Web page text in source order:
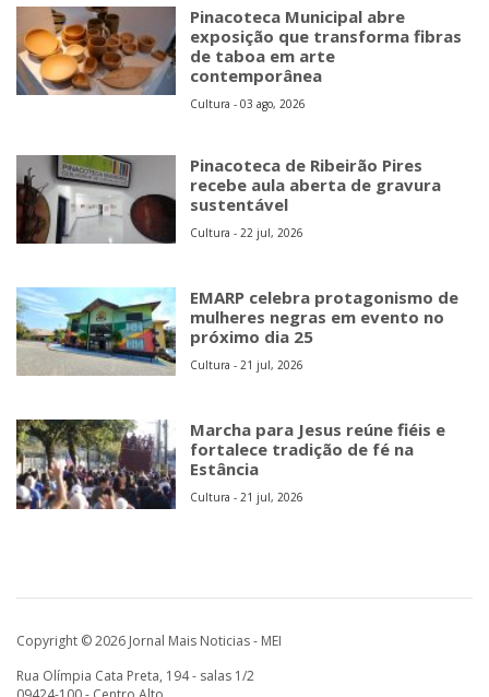
Pinacoteca Municipal abre
exposição que transforma fibras
de taboa em arte
contemporânea
Cultura - 03 ago, 2026
Pinacoteca de Ribeirão Pires
recebe aula aberta de gravura
sustentável
Cultura - 22 jul, 2026
EMARP celebra protagonismo de
mulheres negras em evento no
próximo dia 25
Cultura - 21 jul, 2026
Marcha para Jesus reúne fiéis e
fortalece tradição de fé na
Estância
Cultura - 21 jul, 2026
Copyright © 2026 Jornal Mais Noticias - MEI
Rua Olímpia Cata Preta, 194 - salas 1/2